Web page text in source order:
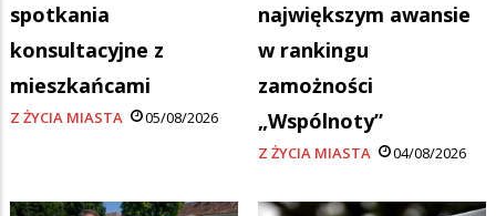
spotkania
konsultacyjne z
mieszkańcami
Z ŻYCIA MIASTA 05/08/2026
największym awansie
w rankingu
zamożności
„Wspólnoty”
Z ŻYCIA MIASTA 04/08/2026